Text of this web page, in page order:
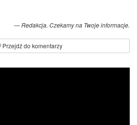
Redakcja. Czekamy na Twoje informacje.
Przejdź do komentarzy